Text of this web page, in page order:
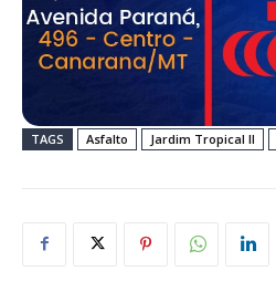
TAGS Asfalto Jardim Tropical II